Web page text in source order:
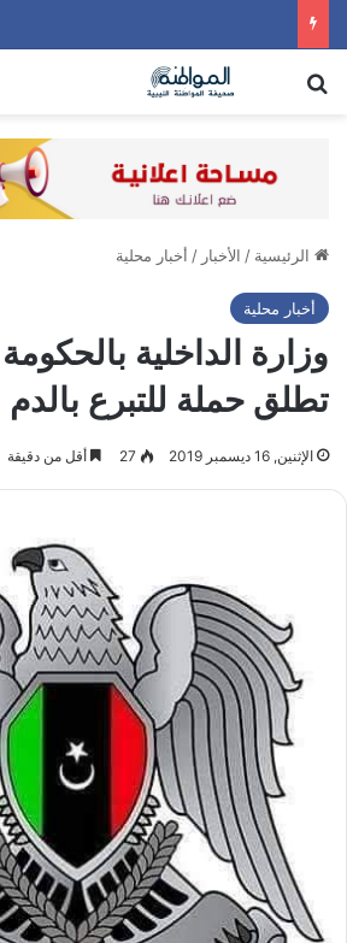
الرئيسية / الأخبار / أخبار محلية
أخبار محلية
وزارة الداخلية
تطلق حملة للتبرع بالدم
الإثنين, 16 ديسمبر 2019 27 أقل من دقيقة